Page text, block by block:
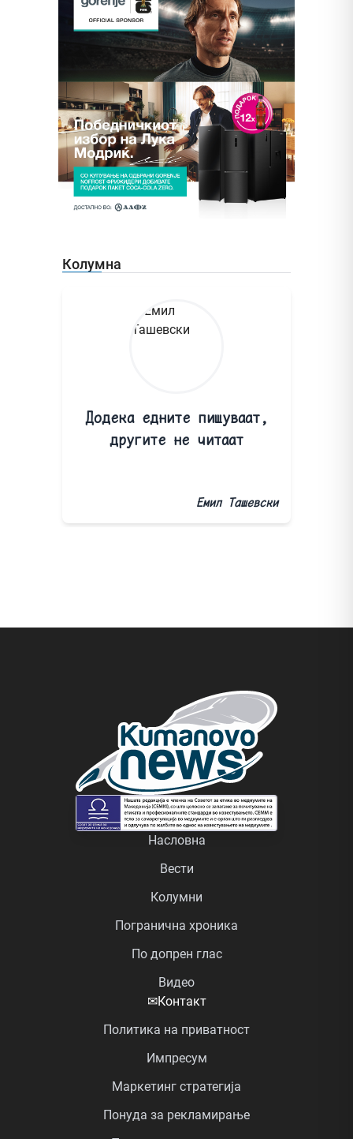
Колумна
Додека едните пишуваат,
другите не читаат
Емил Ташевски
Насловна
Вести
Колумни
Погранична хроника
По допрен глас
Видео
✉Контакт
Политика на приватност
Импресум
Маркетинг стратегија
Понуда за рекламирање